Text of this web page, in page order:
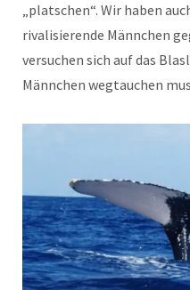
„platschen“. Wir haben
rivalisierende Männchen
versuchen sich auf das
Männchen wegtauchen